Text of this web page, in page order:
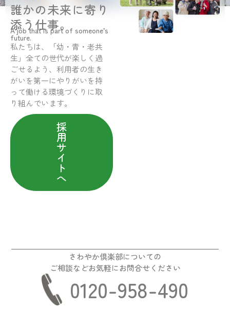
誰かの未来に寄り
添う仕事。
A job that is part of someone’s
future.
私たちは、「幼・青・老共
生」全ての世代が楽しく過
ごせるよう、利用者の生き
がいを第一にやりがいを持
って働ける環境づくりに取
り組んでいます。
採
用
サ
イ
ト
へ
さわやか倶楽部についての
ご相談などお気軽にお問合せください
0120-958-490